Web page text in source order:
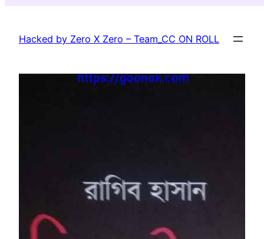
content
Hacked by Zero X Zero – Team_CC ON ROLL